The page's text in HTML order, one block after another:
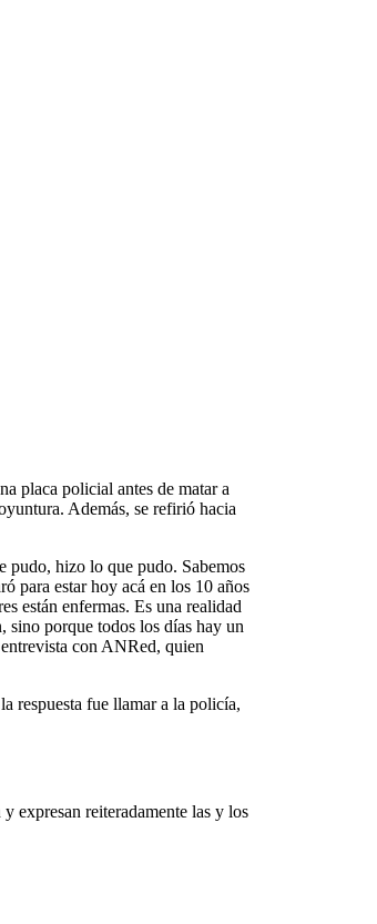
placa policial antes de matar a
Además, se refirió hacia
pudo, hizo lo que pudo. Sabemos
para estar hoy acá en los 10 años
están enfermas. Es una realidad
sino porque todos los días hay un
con ANRed, quien
respuesta fue llamar a la policía,
expresan reiteradamente las y los